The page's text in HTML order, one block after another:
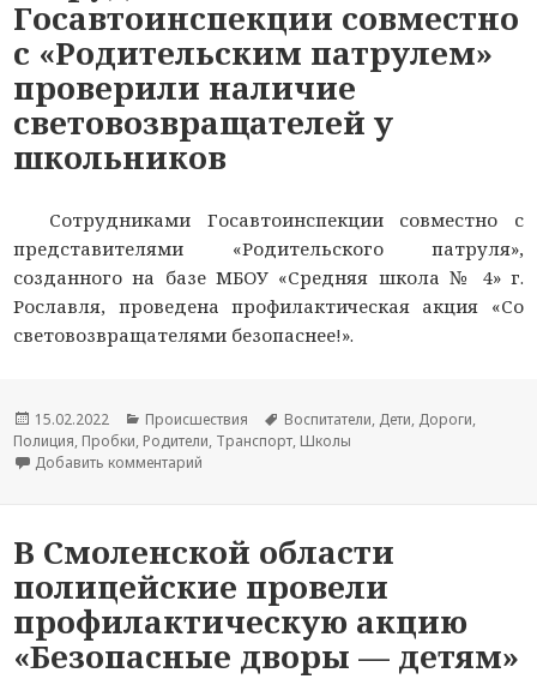
Госавтоинспекции совместно
с «Родительским патрулем»
проверили наличие
световозвращателей у
школьников
Сотрудниками Госавтоинспекции совместно с
представителями «Родительского патруля»,
созданного на базе МБОУ «Средняя школа № 4» г.
Рославля, проведена профилактическая акция «Со
световозвращателями безопаснее!».
Опубликовано
15.02.2022 Рубрики
Происшествия Метки
Воспитатели, Дети, Дороги,
Полиция, Пробки, Родители, Транспорт, Школы
Добавить комментарий
В Смоленской области
полицейские провели
профилактическую акцию
«Безопасные дворы — детям»